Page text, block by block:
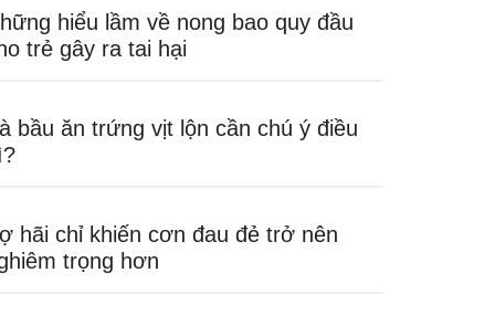
hiểu lầm về nong bao quy đầu
trẻ gây ra tai hại
bầu ăn trứng vịt lộn cần chú ý điều
hãi chỉ khiến cơn đau đẻ trở nên
trọng hơn